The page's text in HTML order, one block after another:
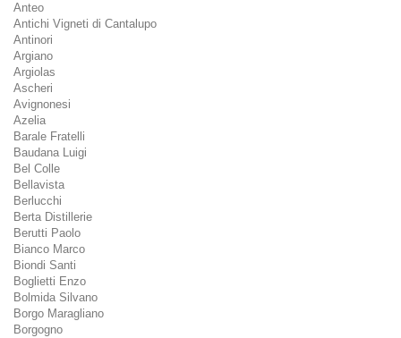
Anteo
Antichi Vigneti di Cantalupo
Antinori
Argiano
Argiolas
Ascheri
Avignonesi
Azelia
Barale Fratelli
Baudana Luigi
Bel Colle
Bellavista
Berlucchi
Berta Distillerie
Berutti Paolo
Bianco Marco
Biondi Santi
Boglietti Enzo
Bolmida Silvano
Borgo Maragliano
Borgogno